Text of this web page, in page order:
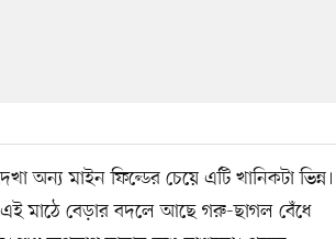
মাইন ফিল্ডের চেয়ে এটি খানিকটা ভিন্ন।
এই মাঠে বেড়ার বদলে আছে গরু-ছাগল বেঁধে